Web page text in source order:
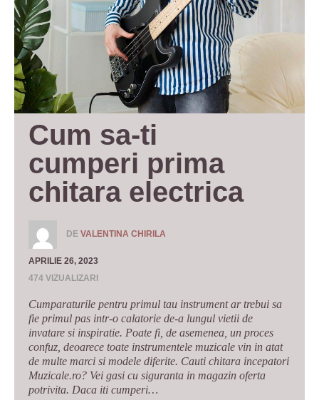
Cum sa-ti
cumperi prima
chitara electrica
DE VALENTINA CHIRILA
APRILIE 26, 2023
474 VIZUALIZARI
Cumparaturile pentru primul tau instrument ar trebui sa
fie primul pas intr-o calatorie de-a lungul vietii de
invatare si inspiratie. Poate fi, de asemenea, un proces
confuz, deoarece toate instrumentele muzicale vin in atat
de multe marci si modele diferite. Cauti chitara incepatori
Muzicale.ro? Vei gasi cu siguranta in magazin oferta
potrivita. Daca iti cumperi…